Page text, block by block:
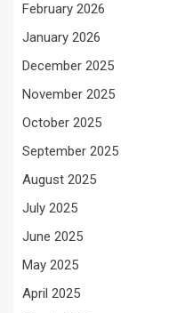
February 2026
January 2026
December 2025
November 2025
October 2025
September 2025
August 2025
July 2025
June 2025
May 2025
April 2025